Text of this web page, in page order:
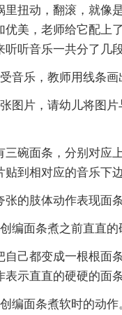
扭动，翻滚，就像
优美，老师给它配上
听听音乐一共分了几
音乐，教师用线条画
图片，请幼儿将图
碗面条，分别对应
贴到相对应的音乐下
张的肢体动作表现面
编面条煮之前直直的
己都变成一根根面
示直直的硬硬的面
编面条煮软时的动作